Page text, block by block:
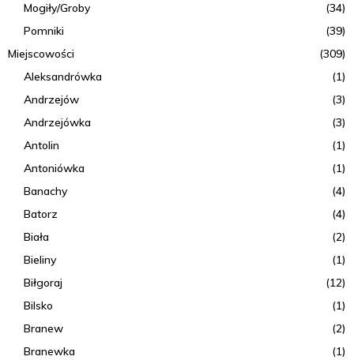
Mogiły/Groby
(34)
Pomniki
(39)
Miejscowości
(309)
Aleksandrówka
(1)
Andrzejów
(3)
Andrzejówka
(3)
Antolin
(1)
Antoniówka
(1)
Banachy
(4)
Batorz
(4)
Biała
(2)
Bieliny
(1)
Biłgoraj
(12)
Bilsko
(1)
Branew
(2)
Branewka
(1)